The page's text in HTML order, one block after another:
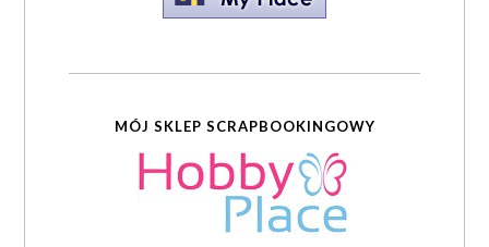
MÓJ SKLEP SCRAPBOOKINGOWY